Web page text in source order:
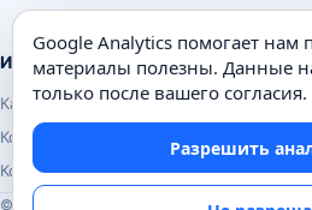
Информация
Карта сайта
Контакты
Конфиденциальность
© Почемуха.ру, 2010–2026
Google Analytics помогает нам
материалы полезны. Данные
только после вашего согласия.
Разрешить